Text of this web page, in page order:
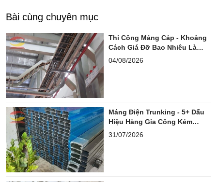
Bài cùng chuyên mục
Thi Công Máng Cáp - Khoảng
Cách Giá Đỡ Bao Nhiêu Là
Chuẩn?
04/08/2026
Máng Điện Trunking - 5+ Dấu
Hiệu Hàng Gia Công Kém
Chuẩn
31/07/2026